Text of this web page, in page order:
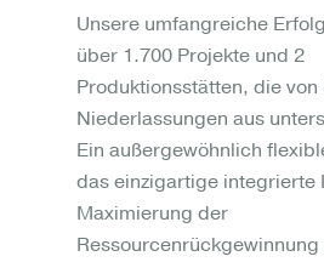
Unsere umfangreiche
über 1.700 Projekte und 2
Produktionsstätten, die von
Niederlassungen aus
Ein außergewöhnlich
das einzigartige integrierte
Maximierung der
Ressourcenrückgewinnung